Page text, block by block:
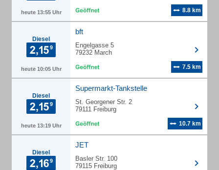
heute 13:55 Uhr 8.8 km
Diesel
heute 10:05 Uhr
bft
Engelgasse 5
79232 March
7.5 km
Diesel
heute 13:19 Uhr
Supermarkt-Tankstelle
St. Georgener Str. 2
79111 Freiburg
10.7 km
Diesel
JET
Basler Str. 100
79115 Freiburg